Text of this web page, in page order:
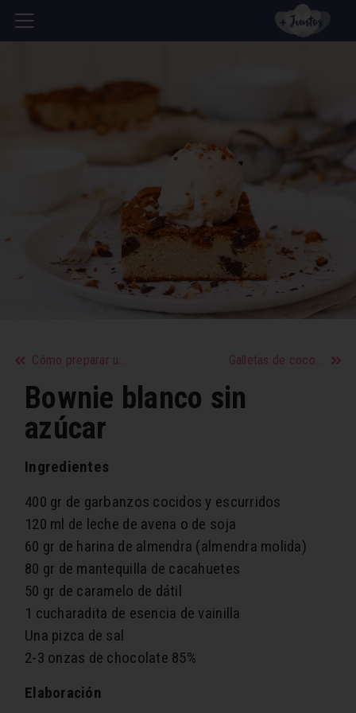
Cómo preparar una hamburguesa vegetariana Galletas de coco veganas
Bownie blanco sin
azúcar
Ingredientes
400 gr de garbanzos cocidos y escurridos
120 ml de leche de avena o de soja
60 gr de harina de almendra (almendra molida)
80 gr de mantequilla de cacahuetes
50 gr de caramelo de dátil
1 cucharadita de esencia de vainilla
Una pizca de sal
2-3 onzas de chocolate 85%
Elaboración